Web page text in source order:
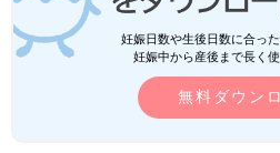
妊娠日数や生後日数に合っ
妊娠中から産後まで長く
無料ダウン